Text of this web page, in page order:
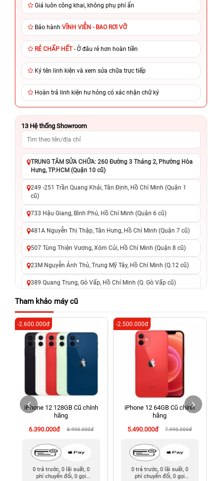
Giá luôn công khai, không phụ phí ẩn
Bảo hành VĨNH VIỄN - BAO RƠI VỠ
RẺ CHẤP HẾT- Ở đâu rẻ hơn hoàn tiền
Ký tên linh kiện và xem sửa chữa trực tiếp
Hoàn trả linh kiện hư hỏng có xác nhận chữ ký
13 Hệ thống Showroom
TRUNG TÂM SỬA CHỮA: 260 Đường 3 Tháng 2, Phường Hòa
Hưng, TP.HCM (Quận 10 cũ)
249 -251 Trần Quang Khải, Tân Định, Hồ Chí Minh (Quận 1
cũ)
733 Hậu Giang, Bình Phú, Hồ Chí Minh (Quận 6 cũ)
481A Nguyễn Thị Thập, Tân Hưng, Hồ Chí Minh (Quận 7 cũ)
507 Tùng Thiện Vương, Xóm Củi, Hồ Chí Minh (Quận 8 cũ)
23M Nguyễn Ảnh Thủ, Trung Mỹ Tây, Hồ Chí Minh (Q.12 cũ)
389 Quang Trung, Gò Vấp, Hồ Chí Minh (Q. Gò Vấp cũ)
625 - 625A Âu Cơ, Tân Phú, Hồ Chí Minh (Quận Tân Phú cũ)
326 Lê Văn Việt, Tăng Nhơn Phú, Hồ Chí Minh (Q.9 TP. Thủ
Đức cũ)
256 Võ Văn Ngân, Thủ Đức, Hồ Chí Minh (Bình Thọ, TP. Thủ
70 Nguyễn An Ninh, Dĩ An, Hồ Chí Minh (Bình Dương Cũ)
24h Vũng Tàu: 162A Ba Cu, Vũng Tàu, Hồ Chí Minh (TP. Vũng
Tàu cũ)
198 Hoàng Văn Thụ, Tân Sơn Nhất, Hồ Chí Minh (Tân Bình
Tham khảo máy cũ
iPhone 12 128GB Cũ chính
hãng
6.390.000đ
8.990.000đ
-2.600.000đ
0 trả trước, 0 lãi suất, 0
phí chuyển đổi, 0 gọi
iPhone 12 64GB Cũ chính
hãng
5.490.000đ
7.990.000đ
-2.500.000đ
0 trả trước, 0 lãi suất, 0
phí chuyển đổi, 0 gọi